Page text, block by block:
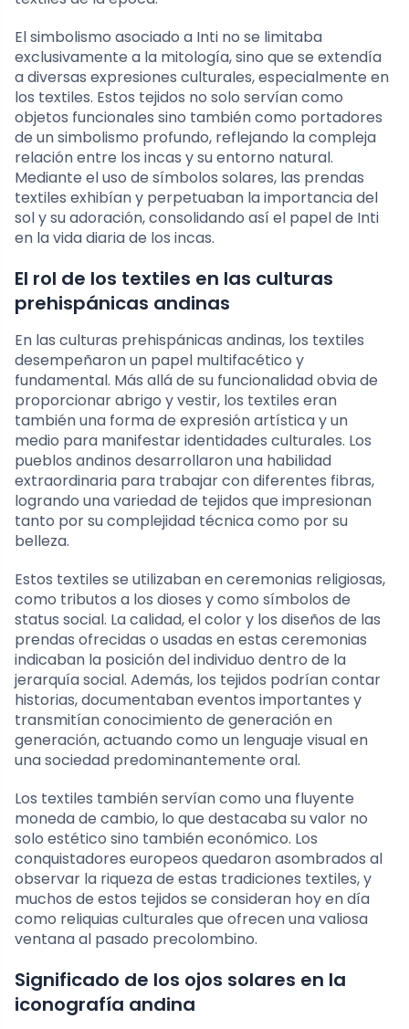
El simbolismo asociado a Inti no se limitaba
exclusivamente a la mitología, sino que se extendía
a diversas expresiones culturales, especialmente en
los textiles. Estos tejidos no solo servían como
objetos funcionales sino también como portadores
de un simbolismo profundo, reflejando la compleja
relación entre los incas y su entorno natural.
Mediante el uso de símbolos solares, las prendas
textiles exhibían y perpetuaban la importancia del
sol y su adoración, consolidando así el papel de Inti
en la vida diaria de los incas.
El rol de los textiles en las culturas
prehispánicas andinas
En las culturas prehispánicas andinas, los textiles
desempeñaron un papel multifacético y
fundamental. Más allá de su funcionalidad obvia de
proporcionar abrigo y vestir, los textiles eran
también una forma de expresión artística y un
medio para manifestar identidades culturales. Los
pueblos andinos desarrollaron una habilidad
extraordinaria para trabajar con diferentes fibras,
logrando una variedad de tejidos que impresionan
tanto por su complejidad técnica como por su
belleza.
Estos textiles se utilizaban en ceremonias religiosas,
como tributos a los dioses y como símbolos de
status social. La calidad, el color y los diseños de las
prendas ofrecidas o usadas en estas ceremonias
indicaban la posición del individuo dentro de la
jerarquía social. Además, los tejidos podrían contar
historias, documentaban eventos importantes y
transmitían conocimiento de generación en
generación, actuando como un lenguaje visual en
una sociedad predominantemente oral.
Los textiles también servían como una fluyente
moneda de cambio, lo que destacaba su valor no
solo estético sino también económico. Los
conquistadores europeos quedaron asombrados al
observar la riqueza de estas tradiciones textiles, y
muchos de estos tejidos se consideran hoy en día
como reliquias culturales que ofrecen una valiosa
ventana al pasado precolombino.
Significado de los ojos solares en la
iconografía andina